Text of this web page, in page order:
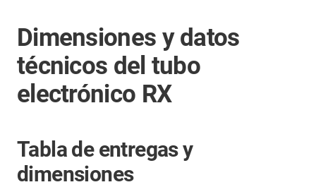
Dimensiones y datos
técnicos del tubo
electrónico RX
Tabla de entregas y
dimensiones